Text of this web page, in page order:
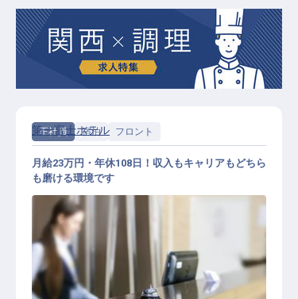
正社員 宿泊 フロント
第一富士ホテル
月給23万円・年休108日！収入もキャリアもどちら
も磨ける環境です